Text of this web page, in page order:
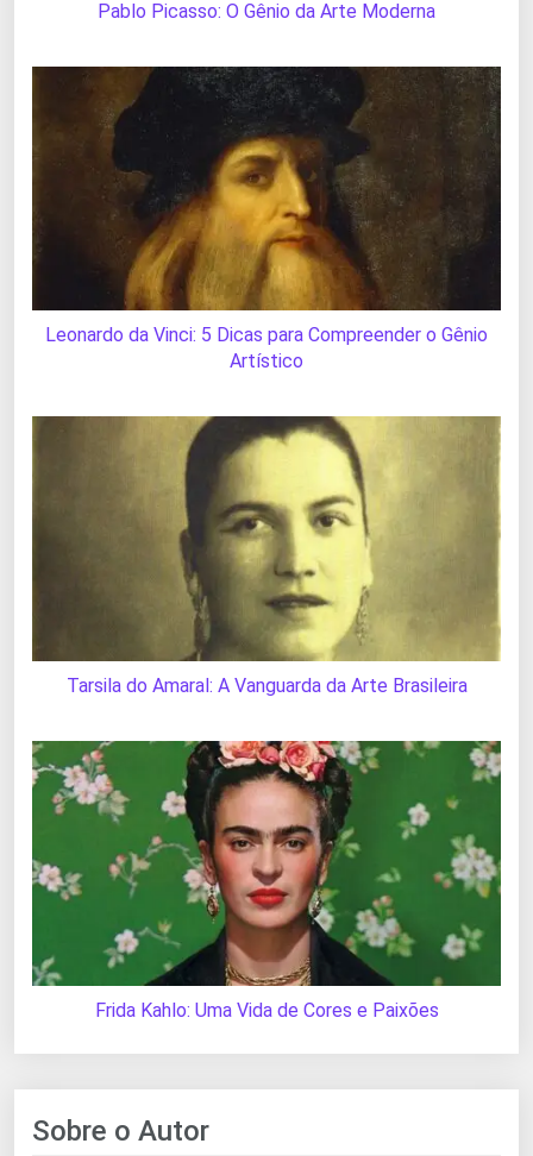
Pablo Picasso: O Gênio da Arte Moderna
Leonardo da Vinci: 5 Dicas para Compreender o Gênio
Artístico
Tarsila do Amaral: A Vanguarda da Arte Brasileira
Frida Kahlo: Uma Vida de Cores e Paixões
Sobre o Autor